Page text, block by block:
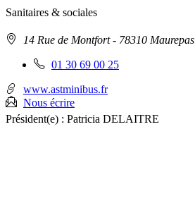
Sanitaires & sociales
Adresse14 Rue de Montfort- 78310 Maurepas
Téléphone
:
01 30 69 00 25
www.astminibus.fr
Nous écrire
Président(e) : Patricia DELAITRE